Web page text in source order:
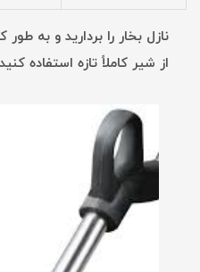
نازل بخار را بردارید و به طور
از شیر کاملاً‌ تازه استفاده